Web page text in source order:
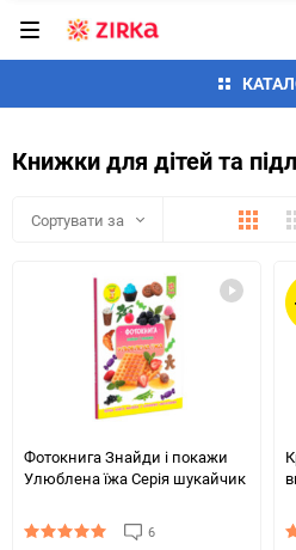
Книжки для дітей та
Сортувати за Плитка
Фотокнига Знайди і покажи
Улюблена їжа Серія шукайчик
6